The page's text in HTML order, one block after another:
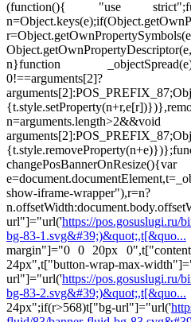
(function(){ "use
n}function
0!==arguments[2]?
changePosBannerOnResize(){var
show-iframe-wrapper"),r=n?
url"]="url('https://pos.gosuslugi.ru/
bg-83-1.svg&#39;)&quot;,t[&quo...
margin"]="0 0 20px
24px",t["button-wrap-max-
url"]="url('https://pos.gosuslugi.ru/
bg-83-2.svg&#39;)&quot;,t[&quo...
24px";if(r>568)t["bg-url"]="url('